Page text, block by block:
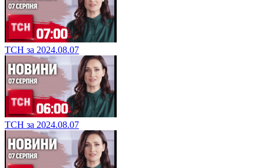
ТСН за 2024.08.07
ТСН за 2024.08.07